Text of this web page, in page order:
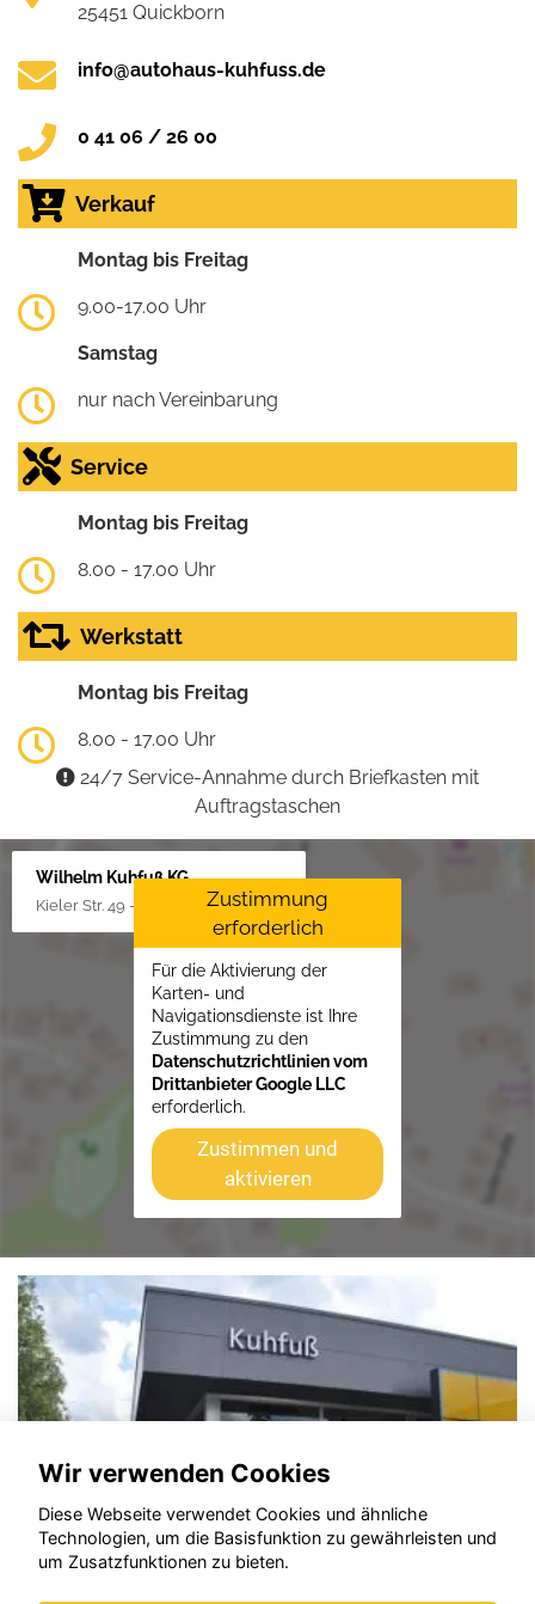
25451 Quickborn
info@autohaus-kuhfuss.de
0 41 06 / 26 00
Verkauf
Montag bis Freitag
9.00-17.00 Uhr
Samstag
nur nach Vereinbarung
Service
Montag bis Freitag
8.00 - 17.00 Uhr
Werkstatt
Montag bis Freitag
8.00 - 17.00 Uhr
24/7 Service-Annahme durch Briefkasten mit
Auftragstaschen
Wilhelm Kuhfuß KG
Kieler Str. 49 - 51, 25451 Quickborn
Zustimmung
erforderlich
Für die Aktivierung der
Karten- und
Navigationsdienste ist Ihre
Zustimmung zu den
Datenschutzrichtlinien vom
Drittanbieter Google LLC
erforderlich.
Zustimmen und
aktivieren
Wir verwenden Cookies
Diese Webseite verwendet Cookies und ähnliche
Technologien, um die Basisfunktion zu gewährleisten und
um Zusatzfunktionen zu bieten.